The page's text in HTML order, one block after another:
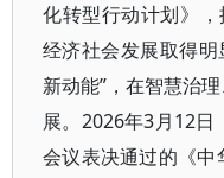
化转型行动计划》
经济社会发展取得明
新动能”，在智慧治
展。2026年3月12日
会议表决通过的《